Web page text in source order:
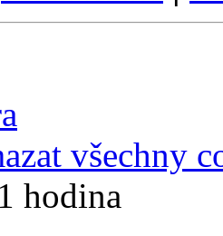
všechny
hodina